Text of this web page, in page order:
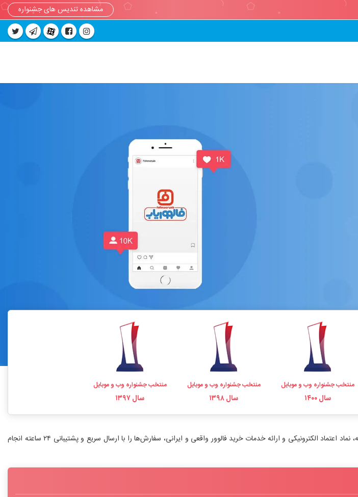
مشاهده تندیس های جشنواره
منتخب جشنواره وب و موبایل
سال ۱۴۰۰
منتخب جشنواره وب و موبایل
سال ۱۳۹۸
منتخب جشنواره وب و موبایل
سال ۱۳۹۷
خرید فالوور اینستاگرام یکی از سریع‌ترین راه‌های افزایش اعتبار و رشد پیج است. فالووریاب با بیش از ۱۰ سال سابقه، نماد اعتماد الکترونیکی و ارائه خدمات خرید فالوور واقعی و ایرانی، سفارش‌ها را با ارسال سریع و پشتیبانی ۲۴ ساعته انجام